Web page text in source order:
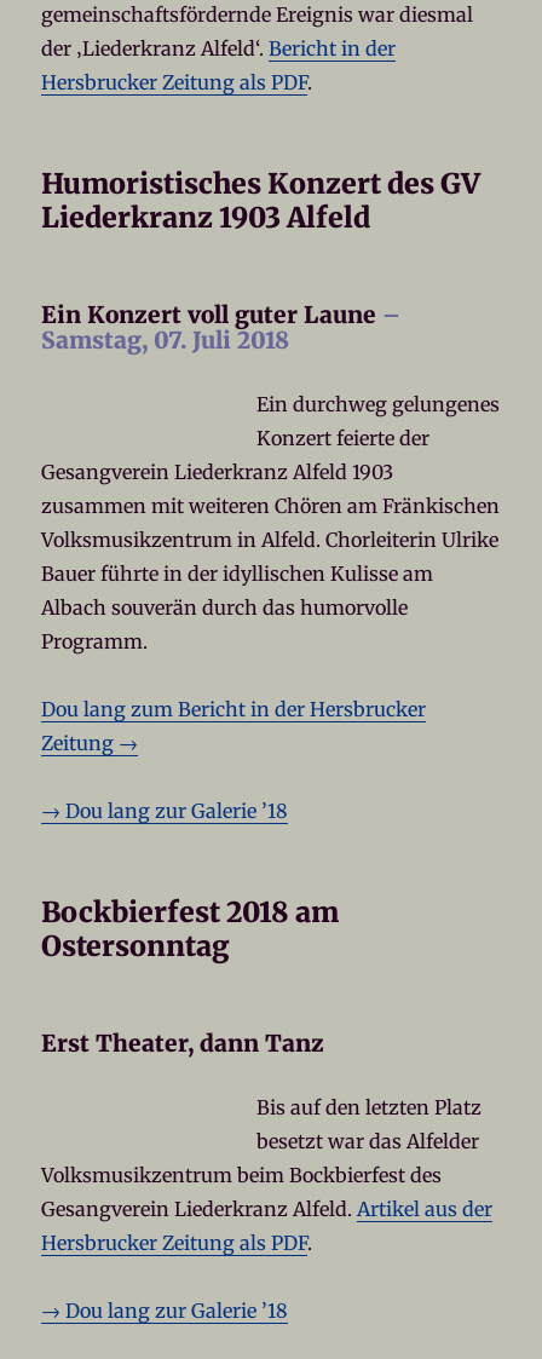
gemeinschaftsfördernde Ereignis war diesmal
der ‚Liederkranz Alfeld‘.Bericht in der
Hersbrucker Zeitung als PDF.
Humoristisches Konzert des GV
Liederkranz 1903 Alfeld
Ein Konzert voll guter Laune –
Samstag, 07. Juli 2018
Ein durchweg gelungenes
Konzert feierte der
Gesangverein Liederkranz Alfeld 1903
zusammen mit weiteren Chören am Fränkischen
Volksmusikzentrum in Alfeld. Chorleiterin Ulrike
Bauer führte in der idyllischen Kulisse am
Albach souverän durch das humorvolle
Programm.
Dou lang zum Bericht in der Hersbrucker
Zeitung →
→ Dou lang zur Galerie ’18
Bockbierfest 2018 am
Ostersonntag
Erst Theater, dann Tanz
Bis auf den letzten Platz
besetzt war das Alfelder
Volksmusikzentrum beim Bockbierfest des
Gesangverein Liederkranz Alfeld. Artikel aus der
Hersbrucker Zeitung als PDF.
→ Dou lang zur Galerie ’18